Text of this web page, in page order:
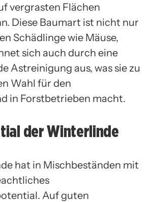
vergrasten Flächen
Diese Baumart ist nicht nur
Schädlinge wie Mäuse,
sich auch durch eine
Astreinigung aus, was sie zu
Wahl für den
in Forstbetrieben macht.
der Winterlinde
hat in Mischbeständen mit
Auf guten